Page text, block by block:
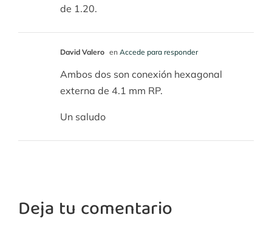
de 1.20.
David Valero en Accede para responder
Ambos dos son conexión hexagonal
externa de 4.1 mm RP.
Un saludo
Deja tu comentario